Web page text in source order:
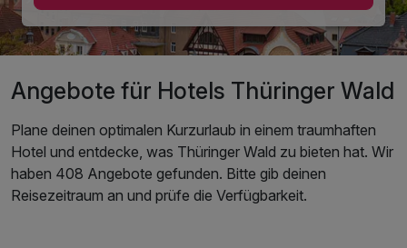
Angebote für Hotels Thüringer Wald
Plane deinen optimalen Kurzurlaub in einem traumhaften
Hotel und entdecke, was Thüringer Wald zu bieten hat. Wir
haben 408 Angebote gefunden. Bitte gib deinen
Reisezeitraum an und prüfe die Verfügbarkeit.